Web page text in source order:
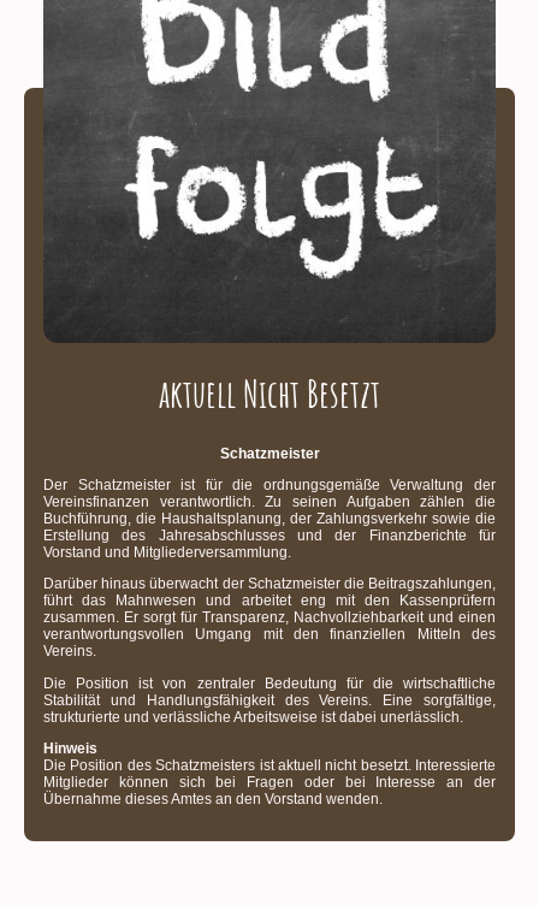
aktuell Nicht Besetzt
Schatzmeister
Der Schatzmeister ist für die ordnungsgemäße Verwaltung der
Vereinsfinanzen verantwortlich. Zu seinen Aufgaben zählen die
Buchführung, die Haushaltsplanung, der Zahlungsverkehr sowie die
Erstellung des Jahresabschlusses und der Finanzberichte für
Vorstand und Mitgliederversammlung.
Darüber hinaus überwacht der Schatzmeister die Beitragszahlungen,
führt das Mahnwesen und arbeitet eng mit den Kassenprüfern
zusammen. Er sorgt für Transparenz, Nachvollziehbarkeit und einen
verantwortungsvollen Umgang mit den finanziellen Mitteln des
Vereins.
Die Position ist von zentraler Bedeutung für die wirtschaftliche
Stabilität und Handlungsfähigkeit des Vereins. Eine sorgfältige,
strukturierte und verlässliche Arbeitsweise ist dabei unerlässlich.
Hinweis
Die Position des Schatzmeisters ist aktuell nicht besetzt. Interessierte
Mitglieder können sich bei Fragen oder bei Interesse an der
Übernahme dieses Amtes an den Vorstand wenden.